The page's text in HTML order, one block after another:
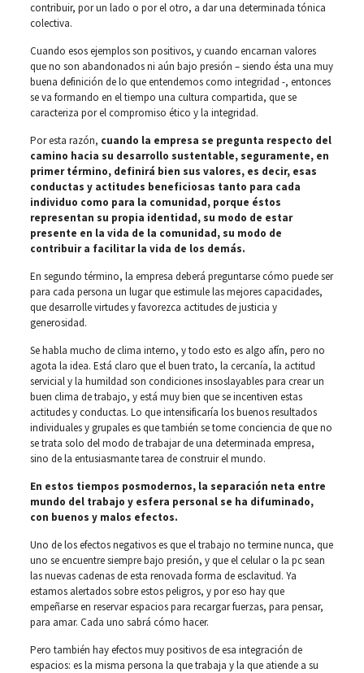
contribuir, por un lado o por el otro, a dar una determinada tónica
colectiva.
Cuando esos ejemplos son positivos, y cuando encarnan valores
que no son abandonados ni aún bajo presión – siendo ésta una muy
buena definición de lo que entendemos como integridad -, entonces
se va formando en el tiempo una cultura compartida, que se
caracteriza por el compromiso ético y la integridad.
Por esta razón, cuando la empresa se pregunta respecto del
camino hacia su desarrollo sustentable, seguramente, en
primer término, definirá bien sus valores, es decir, esas
conductas y actitudes beneficiosas tanto para cada
individuo como para la comunidad, porque éstos
representan su propia identidad, su modo de estar
presente en la vida de la comunidad, su modo de
contribuir a facilitar la vida de los demás.
En segundo término, la empresa deberá preguntarse cómo puede ser
para cada persona un lugar que estimule las mejores capacidades,
que desarrolle virtudes y favorezca actitudes de justicia y
generosidad.
Se habla mucho de clima interno, y todo esto es algo afín, pero no
agota la idea. Está claro que el buen trato, la cercanía, la actitud
servicial y la humildad son condiciones insoslayables para crear un
buen clima de trabajo, y está muy bien que se incentiven estas
actitudes y conductas. Lo que intensificaría los buenos resultados
individuales y grupales es que también se tome conciencia de que no
se trata solo del modo de trabajar de una determinada empresa,
sino de la entusiasmante tarea de construir el mundo.
En estos tiempos posmodernos, la separación neta entre
mundo del trabajo y esfera personal se ha difuminado,
con buenos y malos efectos.
Uno de los efectos negativos es que el trabajo no termine nunca, que
uno se encuentre siempre bajo presión, y que el celular o la pc sean
las nuevas cadenas de esta renovada forma de esclavitud. Ya
estamos alertados sobre estos peligros, y por eso hay que
empeñarse en reservar espacios para recargar fuerzas, para pensar,
para amar. Cada uno sabrá cómo hacer.
Pero también hay efectos muy positivos de esa integración de
espacios: es la misma persona la que trabaja y la que atiende a su